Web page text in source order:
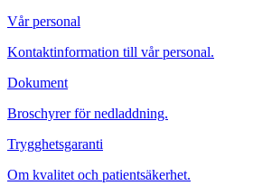
Vår personal
Kontaktinformation till vår personal.
Dokument
Broschyrer för nedladdning.
Trygghetsgaranti
Om kvalitet och patientsäkerhet.